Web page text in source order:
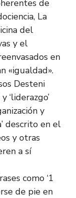
de
La
del
y el
​​en
«igualdad».
Desteni
‘liderazgo’
y
descrito en el
y otras
a sí
como ‘1
de pie en